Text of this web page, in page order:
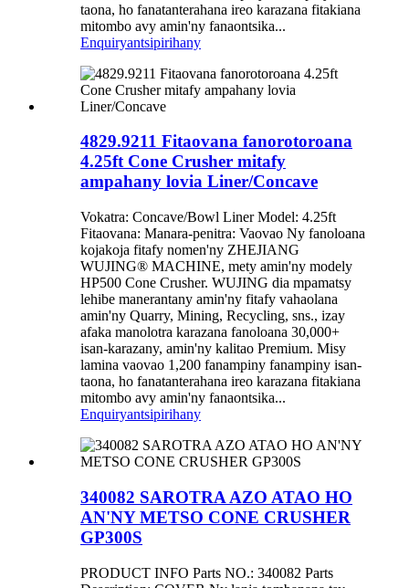
taona, ho fanatanterahana ireo karazana fitakiana
mitombo avy amin'ny fanaontsika...
Enquiryantsipirihany
4829.9211 Fitaovana fanorotoroana
4.25ft Cone Crusher mitafy
ampahany lovia Liner/Concave
Vokatra: Concave/Bowl Liner Model: 4.25ft
Fitaovana: Manara-penitra: Vaovao Ny fanoloana
kojakoja fitafy nomen'ny ZHEJIANG
WUJING® MACHINE, mety amin'ny modely
HP500 Cone Crusher. WUJING dia mpamatsy
lehibe manerantany amin'ny fitafy vahaolana
amin'ny Quarry, Mining, Recycling, sns., izay
afaka manolotra karazana fanoloana 30,000+
isan-karazany, amin'ny kalitao Premium. Misy
lamina vaovao 1,200 fanampiny fanampiny isan-
taona, ho fanatanterahana ireo karazana fitakiana
mitombo avy amin'ny fanaontsika...
Enquiryantsipirihany
340082 SAROTRA AZO ATAO HO
AN'NY METSO CONE CRUSHER
GP300S
PRODUCT INFO Parts NO.: 340082 Parts